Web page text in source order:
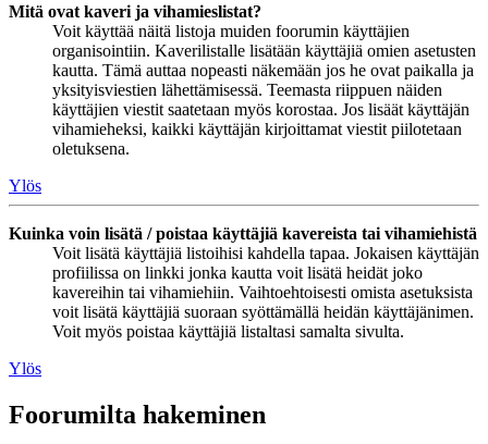
Mitä ovat kaveri ja vihamieslistat?
Voit käyttää näitä listoja muiden foorumin käyttäjien
organisointiin. Kaverilistalle lisätään käyttäjiä omien asetusten
kautta. Tämä auttaa nopeasti näkemään jos he ovat paikalla ja
yksityisviestien lähettämisessä. Teemasta riippuen näiden
käyttäjien viestit saatetaan myös korostaa. Jos lisäät käyttäjän
vihamieheksi, kaikki käyttäjän kirjoittamat viestit piilotetaan
oletuksena.
Ylös
Kuinka voin lisätä / poistaa käyttäjiä kavereista tai vihamiehistä
Voit lisätä käyttäjiä listoihisi kahdella tapaa. Jokaisen käyttäjän
profiilissa on linkki jonka kautta voit lisätä heidät joko
kavereihin tai vihamiehiin. Vaihtoehtoisesti omista asetuksista
voit lisätä käyttäjiä suoraan syöttämällä heidän käyttäjänimen.
Voit myös poistaa käyttäjiä listaltasi samalta sivulta.
Ylös
Foorumilta hakeminen